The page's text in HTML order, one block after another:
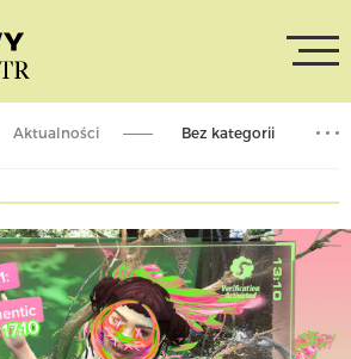
Bez kategorii
Aktualności